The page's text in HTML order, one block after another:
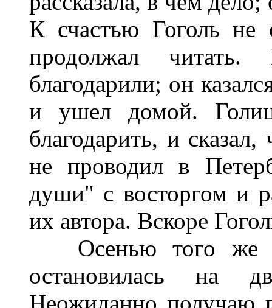
К счастью Гоголь не
продолжал
благодарили; он
и ушел домой.
благодарить, и
не проводил в
души" с восторгом и
их автора. Вскоре
Осенью того же
остановилась на
Неожиданно получаю